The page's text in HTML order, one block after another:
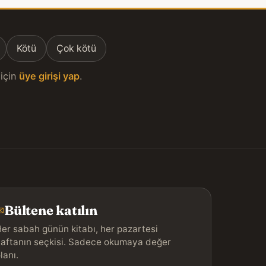
Kötü Çok kötü
üye girişi yap.
Bültene katılın
sabah günün kitabı, her pazartesi
seçkisi. Sadece okumaya değer